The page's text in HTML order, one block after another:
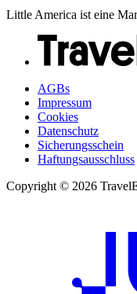
Little America ist eine
AGBs
Impressum
Cookies
Datenschutz
Sicherungsschein
Haftungsausschluss
Copyright © 2026